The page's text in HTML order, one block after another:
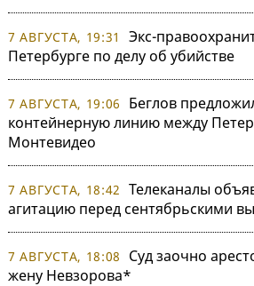
7 АВГУСТА, 19:31
Экс-
Петербурге по делу об убийстве
7 АВГУСТА, 19:06
Беглов
контейнерную линию между
Монтевидео
7 АВГУСТА, 18:42 Телеканалы
агитацию перед сентябрьскими
7 АВГУСТА, 18:08
Суд заочно
жену Невзорова*